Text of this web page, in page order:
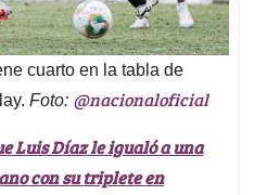
cuarto en la tabla de
Foto: @nacionaloficial
Luis Díaz le igualó a una
con su triplete en